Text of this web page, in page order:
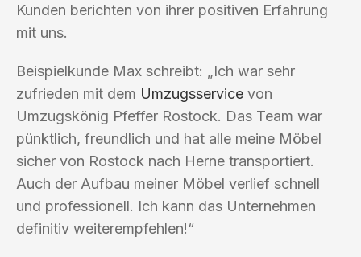
Kunden berichten von ihrer positiven Erfahrung
mit uns.
Beispielkunde Max schreibt: „Ich war sehr
zufrieden mit dem Umzugsservice von
Umzugskönig Pfeffer Rostock. Das Team war
pünktlich, freundlich und hat alle meine Möbel
sicher von Rostock nach Herne transportiert.
Auch der Aufbau meiner Möbel verlief schnell
und professionell. Ich kann das Unternehmen
definitiv weiterempfehlen!“